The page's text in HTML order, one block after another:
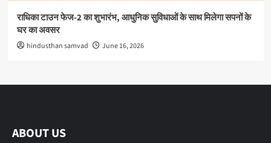
राधिका टाउन फेज-2 का शुभारंभ, आधुनिक सुविधाओं के साथ मिलेगा सपनों के
घर का अवसर
hindusthan samvad June 16, 2026
ABOUT US